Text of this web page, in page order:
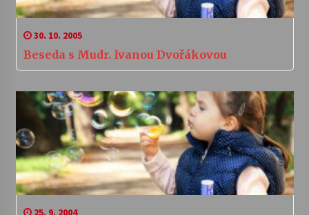
30. 10. 2005
Beseda s Mudr. Ivanou Dvořákovou
25. 9. 2004